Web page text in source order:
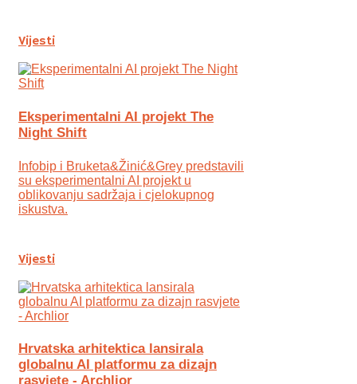
Vijesti
Eksperimentalni AI projekt The
Night Shift
Infobip i Bruketa&Žinić&Grey predstavili
su eksperimentalni AI projekt u
oblikovanju sadržaja i cjelokupnog
iskustva.
Vijesti
Hrvatska arhitektica lansirala
globalnu AI platformu za dizajn
rasvjete - Archlior